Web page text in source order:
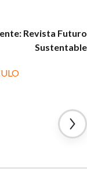
Revista Futuro
Sustentable